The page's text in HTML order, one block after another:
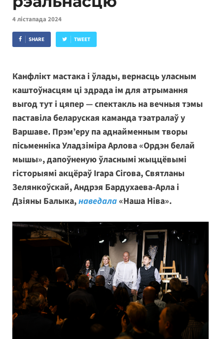
4 лістапада 2024
SHARE TWEET
Канфлікт мастака і ўлады, вернасць уласным
каштоўнасцям ці здрада ім для атрымання
выгод тут і цяпер — спектакль на вечныя тэмы
паставіла беларуская каманда тэатралаў у
Варшаве. Прэм’еру па аднайменным творы
пісьменніка Уладзіміра Арлова «Ордэн белай
мышы», дапоўненую ўласнымі жыццёвымі
гісторыямі акцёраў Ігара Сігова, Святланы
Зелянкоўскай, Андрэя Бардухаева-Арла і
Дзіяны Балыка,наведала«Наша Ніва».